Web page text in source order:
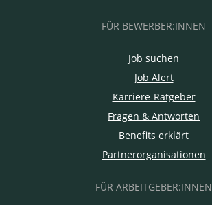
FÜR BEWERBER:INNEN
Job suchen
Job Alert
Karriere-Ratgeber
Fragen & Antworten
Benefits erklärt
Partnerorganisationen
FÜR ARBEITGEBER:INNEN